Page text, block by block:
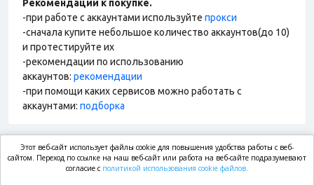
Рекомендации к покупке.
-при работе с аккаунтами используйте прокси
-сначала купите небольшое количество аккаунтов(до 10)
и протестируйте их
-рекомендации по использованию
аккаунтов: рекомендации
-при помощи каких сервисов можно работать с
аккаунтами: подборка
market.com
Этот веб-сайт использует файлы cookie для повышения удобства работы с веб-
сайтом. Переход по ссылке на наш веб-сайт или работа на веб-сайте подразумевают
согласие с политикой использования cookie файлов.